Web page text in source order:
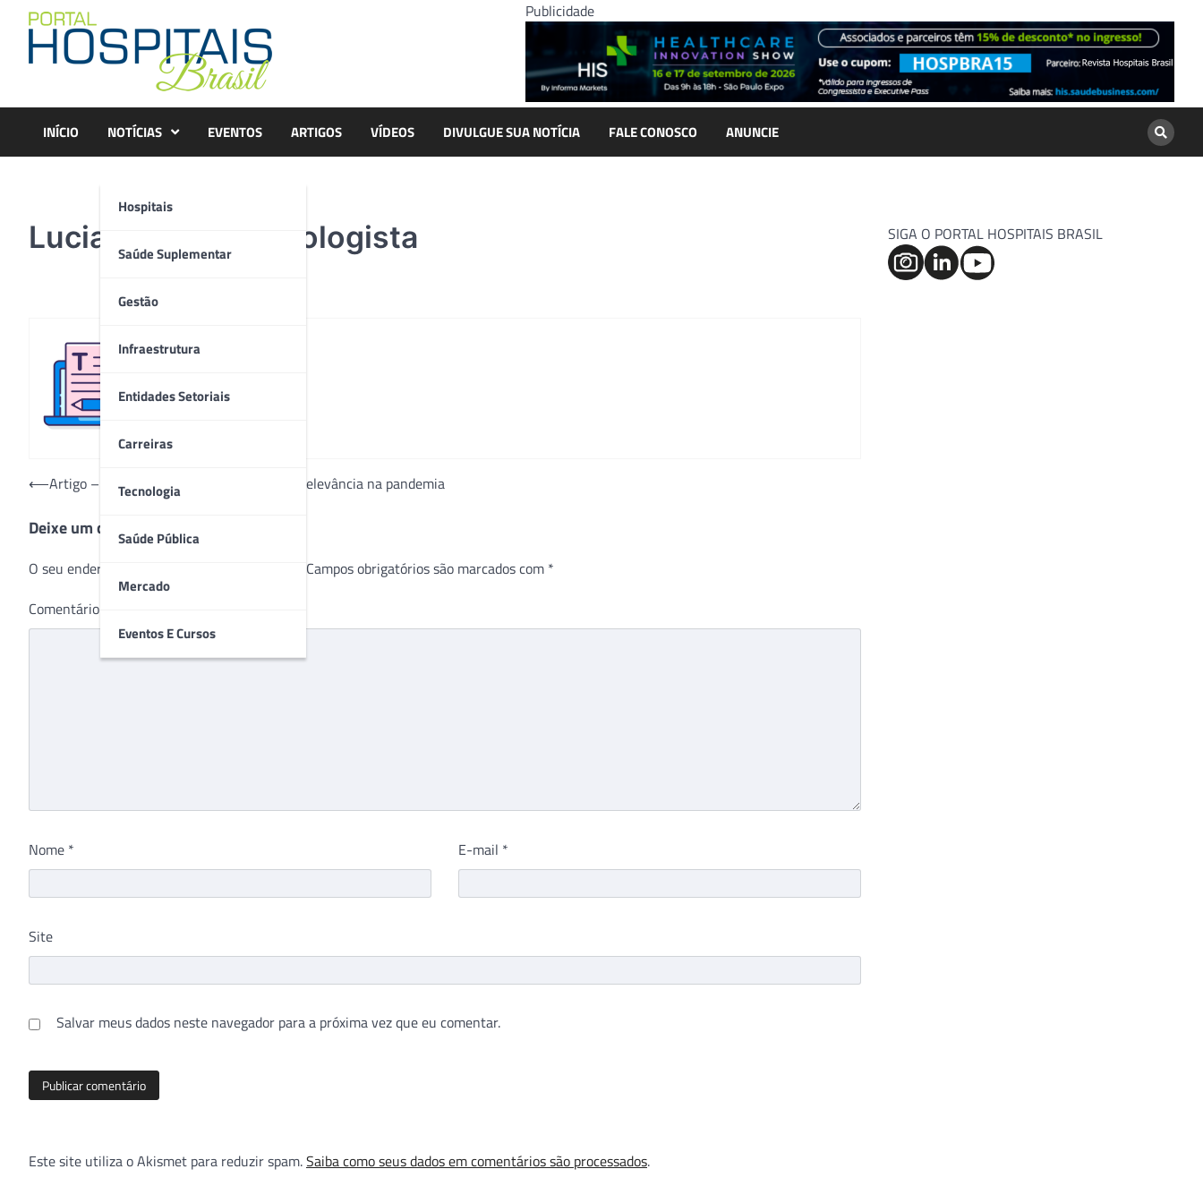
content
Publicidade
INÍCIO NOTÍCIAS
Hospitais
Saúde Suplementar
Gestão
Infraestrutura
Entidades Setoriais
Carreiras
Tecnologia
Saúde Pública
Mercado
Eventos E Cursos
EVENTOS ARTIGOS VÍDEOS DIVULGUE SUA NOTÍCIA FALE CONOSCO ANUNCIE
Luciano Viana Oncologista
Navegação
Post
⟵Artigo – Outubro Rosa ganha ainda mais relevância na pandemia
Deixe um comentário
O seu endereço de e-mail não será publicado. Campos obrigatórios são marcados com *
Comentário
Nome * E-mail *
Site
Salvar meus dados neste navegador para a próxima vez que eu comentar.
Este site utiliza o Akismet para reduzir spam.Saiba como seus dados em comentários são processados.
SIGA O PORTAL HOSPITAIS BRASIL